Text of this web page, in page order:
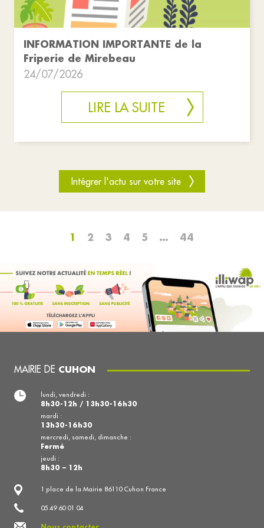
INFORMATION IMPORTANTE de la
Friperie de Mirebeau
24/07/2026
LIRE LA SUITE
Intégrer l'actu sur votre site
1 2 3 4 5 … 44
MAIRIE DE CUHON
1 place de la Mairie 86110 Cuhon France
05 49 60 01 04
lundi, vendredi :
8h30-12h / 13h30-16h30
mardi :
13h30-16h30
mercredi, samedi, dimanche :
Fermé
jeudi :
8h30 – 12h